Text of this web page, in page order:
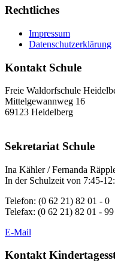
Rechtliches
Impressum
Datenschutzerklärung
Kontakt Schule
Freie Waldorfschule
Mittelgewannweg 16
69123 Heidelberg
Sekretariat Schule
Ina Kähler / Fernanda
In der Schulzeit von 7:45-
Telefon: (0 62 21) 82 01 - 0
Telefax: (0 62 21) 82 01 - 99
E-Mail
Kontakt